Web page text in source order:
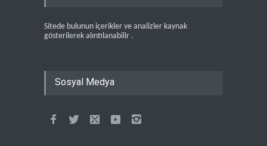
Sitede bulunun içerikler ve analizler kaynak
gösterilerek alıntılanabilir .
Sosyal Medya